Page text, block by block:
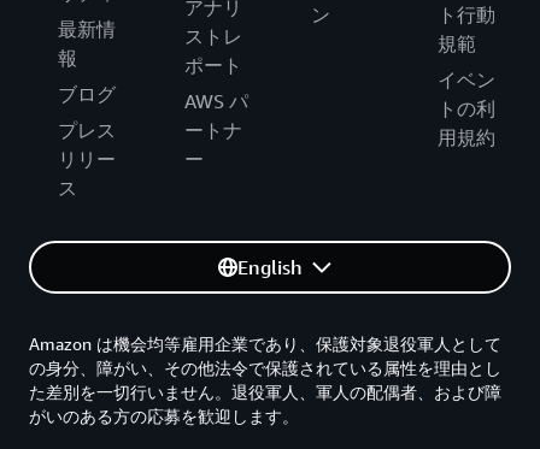
最新情
報
ブログ
プレス
リリー
ス
アナリ
ストレ
ポート
AWS パ
ートナ
ー
ン
ト行動
規範
イベン
トの利
用規約
English
Amazon は機会均等雇用企業であり、保護対象退役軍人として
の身分、障がい、その他法令で保護されている属性を理由とし
た差別を一切行いません。退役軍人、軍人の配偶者、および障
がいのある方の応募を歓迎します。